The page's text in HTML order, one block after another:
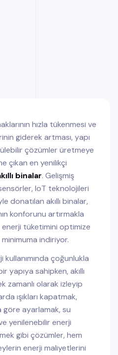
hızla tükenmesi ve
giderek artması, yapı
çözümler üretmeye
çıkan en yenilikçi
binalar. Gelişmiş
IoT teknolojileri
donatılan akıllı binalar,
konforunu artırmakla
enerji tüketimini optimize
indiriyor.
çoğunlukla
yapıya sahipken, akıllı
zamanlı olarak izleyip
ışıkları kapatmak,
göre ayarlamak, su
yenilenebilir enerji
gibi çözümler, hem
enerji maliyetlerini